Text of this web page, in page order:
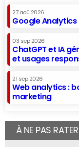
27 aoû 2026
Google Analytics
03 sep 2026
ChatGPT et IA
et usages
21 sep 2026
Web analytics :
marketing
À NE PAS RATER